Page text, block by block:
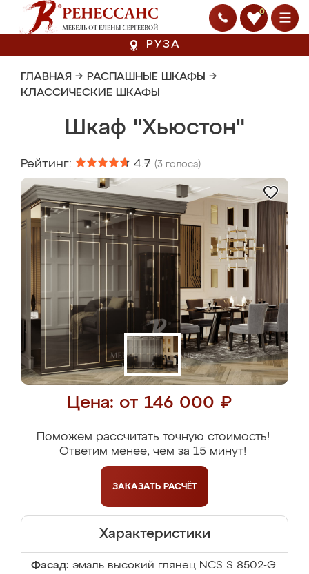
0
РУЗА
ГЛАВНАЯ → РАСПАШНЫЕ ШКАФЫ →
КЛАССИЧЕСКИЕ ШКАФЫ
Шкаф "Хьюстон"
Рейтинг: 4.7 (3 голоса)
Цена: от 146 000 ₽
Поможем рассчитать точную стоимость!
Ответим менее, чем за 15 минут!
ЗАКАЗАТЬ РАСЧЁТ
Характеристики
Фасад: эмаль высокий глянец NCS S 8502-G